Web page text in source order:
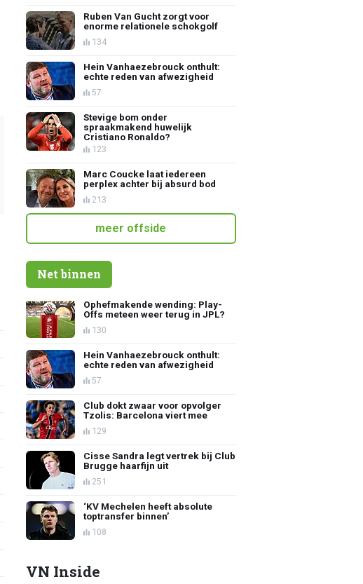
Ruben Van Gucht zorgt voor
enorme relationele schokgolf
134
Hein Vanhaezebrouck onthult:
echte reden van afwezigheid
57
Stevige bom onder
spraakmakend huwelijk
Cristiano Ronaldo?
123
Marc Coucke laat iedereen
perplex achter bij absurd bod
213
meer offside
Net binnen
Ophefmakende wending: Play-
Offs meteen weer terug in JPL?
130
Hein Vanhaezebrouck onthult:
echte reden van afwezigheid
57
Club dokt zwaar voor opvolger
Tzolis: Barcelona viert mee
129
Cisse Sandra legt vertrek bij Club
Brugge haarfijn uit
251
‘KV Mechelen heeft absolute
toptransfer binnen’
108
VN Inside